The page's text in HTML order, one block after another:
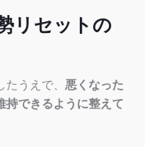
リセットの
うえで、 悪くなった
持できるように整えて